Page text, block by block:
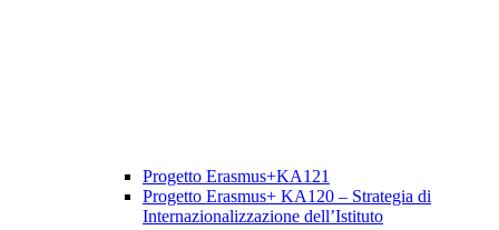
Progetto Erasmus+KA121
Progetto Erasmus+ KA120 – Strategia di
Internazionalizzazione dell’Istituto